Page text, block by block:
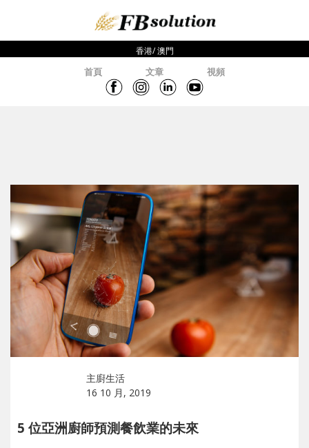
香港/ 澳門
首頁 文章 視頻
主廚生活
16 10 月, 2019
5 位亞洲廚師預測餐飲業的未來